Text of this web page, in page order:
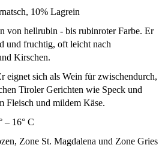
10% Lagrein
von hellrubin - bis rubinroter Farbe. Er
und fruchtig, oft leicht nach
Kirschen.
eignet sich als Wein für zwischendurch,
Tiroler Gerichten wie Speck und
Fleisch und mildem Käse.
– 16° C
Zone St. Magdalena und Zone Gries